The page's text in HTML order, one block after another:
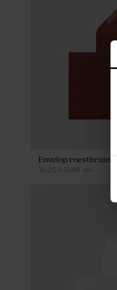
Envelop roestbruin
16,20 x 11,40 cm